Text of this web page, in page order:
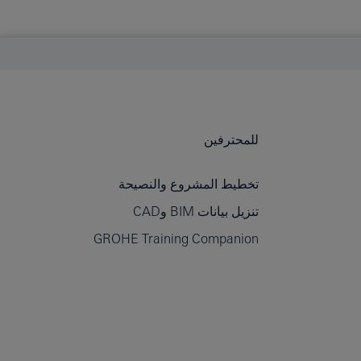
للمحترفين
تخطيط المشروع والنصيحة
تنزيل بيانات BIM وCAD
GROHE Training Companion